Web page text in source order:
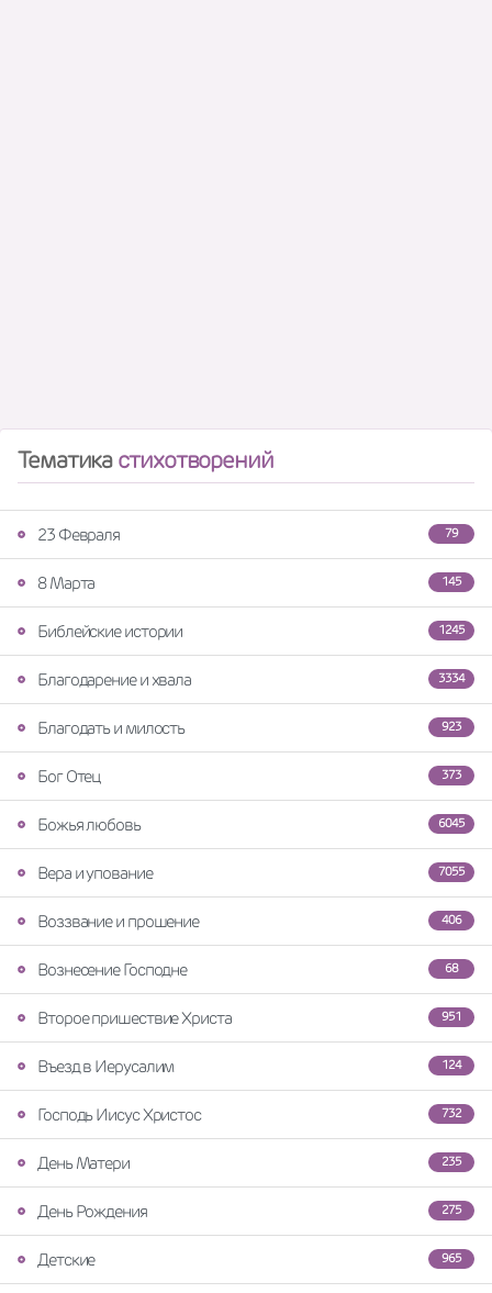
Тематикастихотворений
79
23 Февраля
145
8 Марта
1245
Библейские истории
3334
Благодарение и хвала
923
Благодать и милость
373
Бог Отец
6045
Божья любовь
7055
Вера и упование
406
Воззвание и прошение
68
Вознесение Господне
951
Второе пришествие Христа
124
Въезд в Иерусалим
732
Господь Иисус Христос
235
День Матери
275
День Рождения
965
Детские